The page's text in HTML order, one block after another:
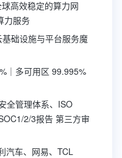
高效稳定的算力网
力服务
础设施与平台服务魔
｜多可用区 99.995%
全管理体系、ISO
2/3报告 第三方审
汽车、网易、TCL